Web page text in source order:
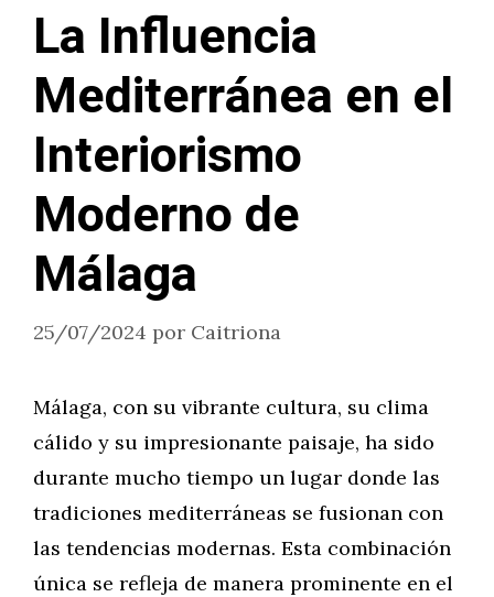
La Influencia
Mediterránea en el
Interiorismo
Moderno de
Málaga
25/07/2024 por Caitriona
Málaga, con su vibrante cultura, su clima
cálido y su impresionante paisaje, ha sido
durante mucho tiempo un lugar donde las
tradiciones mediterráneas se fusionan con
las tendencias modernas. Esta combinación
única se refleja de manera prominente en el